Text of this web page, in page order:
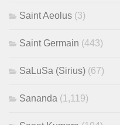
Saint Aeolus (3)
Saint Germain (443)
SaLuSa (Sirius) (67)
Sananda (1,119)